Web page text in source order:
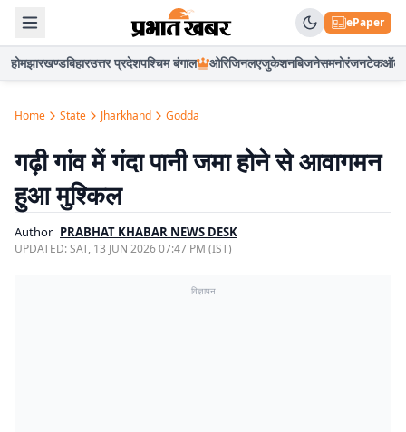
ePaper
होमझारखण्डबिहारउत्तर प्रदेशपश्चिम बंगाल ओरिजिनलएजुकेशनबिजनेसमनोरंजनटेकऑटो
Home State Jharkhand Godda
गढ़ी गांव में गंदा पानी जमा होने से आवागमन
हुआ मुश्किल
Author PRABHAT KHABAR NEWS DESK
UPDATED:SAT, 13 JUN 2026 07:47 PM (IST)
विज्ञापन